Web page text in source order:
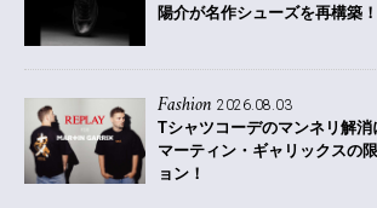
陽介が名作シューズを再構築！
Fashion 2026.08.03
Tシャツコーデのマンネリ解
マーティン・ギャリックスの
ョン！